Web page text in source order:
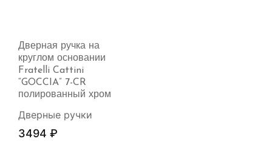
Дверная ручка на
круглом основании
Fratelli Cattini
“GOCCIA” 7-CR
полированный хром
Дверные ручки
3494 ₽